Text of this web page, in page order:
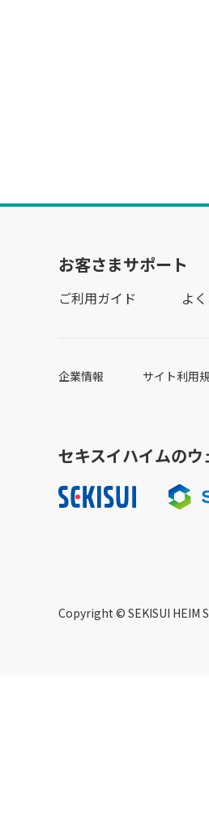
お客さまサポート
ご利用ガイド よ
企業情報 サイト利用
セキスイハイムのウ
Copyright © SEKISUI HEIM